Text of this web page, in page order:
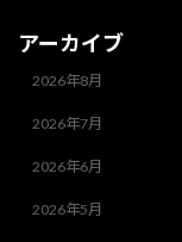
アーカイブ
2026年8月
2026年7月
2026年6月
2026年5月